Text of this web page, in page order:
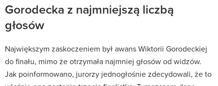
Gorodecka z najmniejszą liczbą
głosów
Największym zaskoczeniem był awans Wiktorii Gorodeckiej
do finału, mimo że otrzymała najmniej głosów od widzów.
Jak poinformowano, jurorzy jednogłośnie zdecydowali, że to